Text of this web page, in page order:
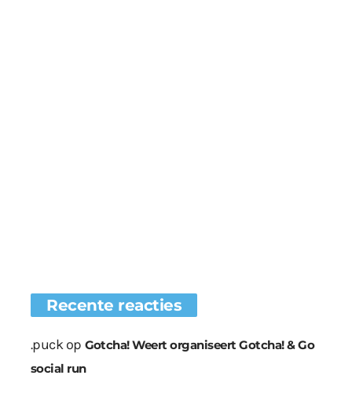
Recente reacties
.puckop Gotcha! Weert organiseert Gotcha! & Go
social run